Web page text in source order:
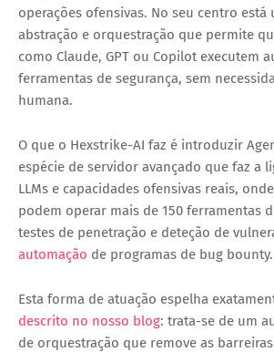
operações ofensivas. No seu centro está
abstração e orquestração que permite
como Claude, GPT ou Copilot executem
ferramentas de segurança, sem
humana.
O que o Hexstrike-AI faz é introduzir
espécie de servidor avançado que faz a
LLMs e capacidades ofensivas reais,
podem operar mais de 150 ferramentas
testes de penetração e deteção de
automação de programas de bug bounty.
Esta forma de atuação espelha
descrito no nosso blog: trata-se de um
de orquestração que remove as